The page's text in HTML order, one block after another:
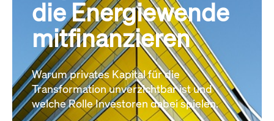
die Energiewende
mitfinanzieren
Warum privates Kapital für die
Transformation unverzichtbar ist und
welche Rolle Investoren dabei spielen.